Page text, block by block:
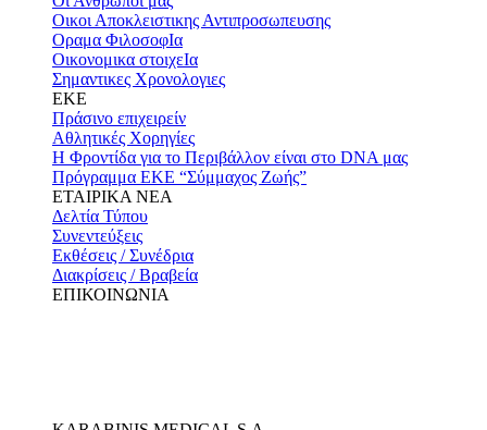
Οικοι Αποκλειστικης Αντιπροσωπευσης
Οραμα ΦιλοσοφΙα
Οικονομικα στοιχεΙα
Σημαντικες Χρονολογιες
ΕΚΕ
Πράσινο επιχειρείν
Αθλητικές Χορηγίες
Η Φροντίδα για το Περιβάλλον είναι στο DNA μας
Πρόγραμμα ΕΚΕ “Σύμμαχος Ζωής”
ΕΤΑΙΡΙΚΑ ΝΕΑ
Δελτία Τύπου
Συνεντεύξεις
Εκθέσεις / Συνέδρια
Διακρίσεις / Βραβεία
ΕΠΙΚΟΙΝΩΝΙΑ